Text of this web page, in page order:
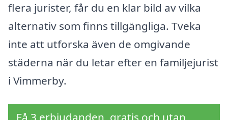
flera jurister, får du en klar bild av vilka
alternativ som finns tillgängliga. Tveka
inte att utforska även de omgivande
städerna när du letar efter en familjejurist
i Vimmerby.
Få 3 erbjudanden, gratis och utan